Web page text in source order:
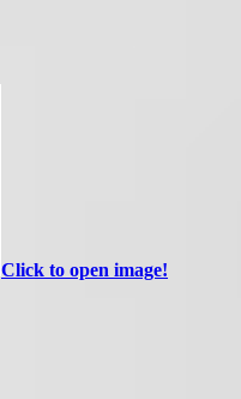
Click to open image!